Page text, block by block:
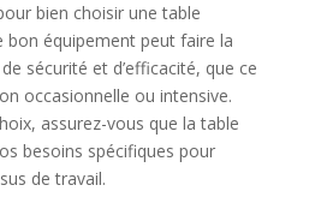
bien choisir une table
bon équipement peut faire la
sécurité et d’efficacité, que ce
occasionnelle ou intensive.
assurez-vous que la table
besoins spécifiques pour
de travail.